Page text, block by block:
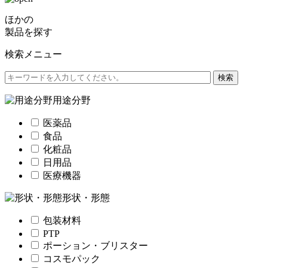
ほかの
製品を探す
検索メニュー
用途分野
医薬品
食品
化粧品
日用品
医療機器
形状・形態
包装材料
PTP
ポーション・ブリスター
コスモパック